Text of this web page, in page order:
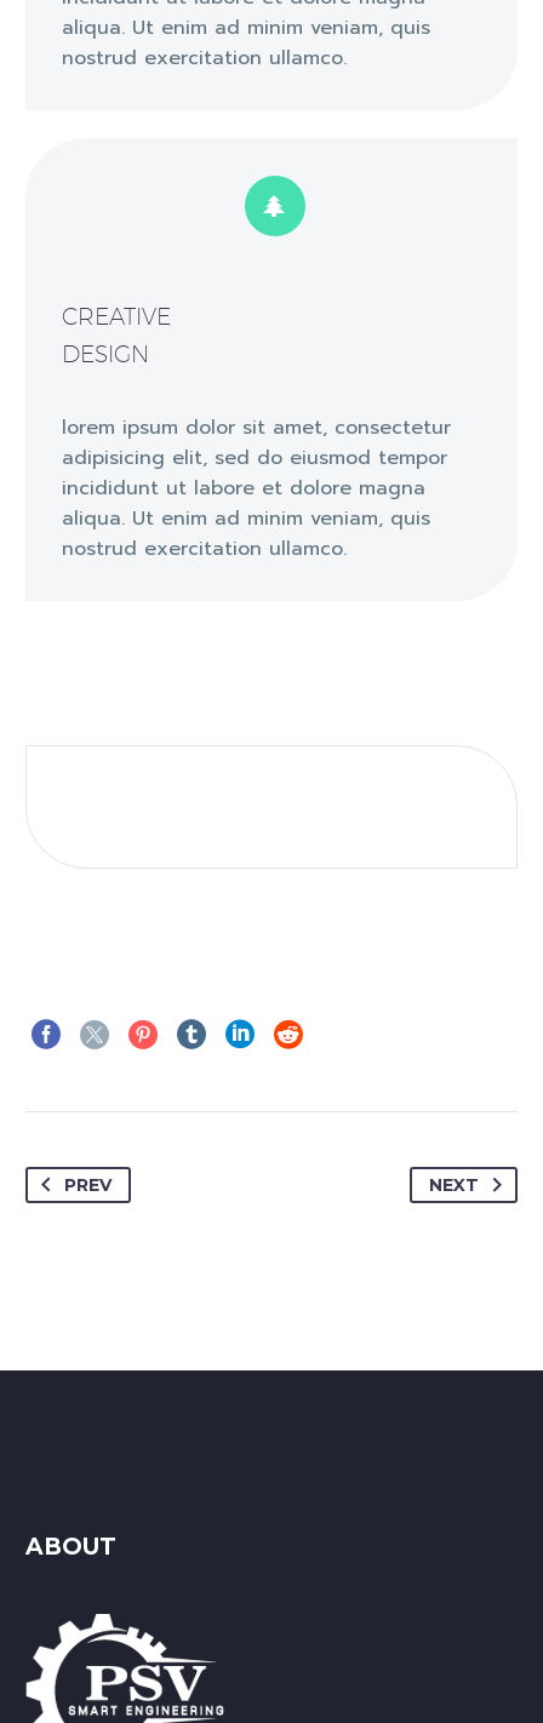
aliqua. Ut enim ad minim veniam, quis
nostrud exercitation ullamco.


CREATIVE
DESIGN
lorem ipsum dolor sit amet, consectetur
adipisicing elit, sed do eiusmod tempor
incididunt ut labore et dolore magna
aliqua. Ut enim ad minim veniam, quis
nostrud exercitation ullamco.
PREV NEXT
ABOUT